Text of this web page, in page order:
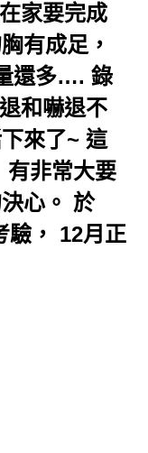
家要完成
有成足，
還多…. 錄
和嚇退不
來了~ 這
有非常大要
心。 於
驗， 12月正